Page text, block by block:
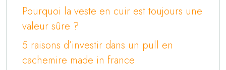
Pourquoi la veste en cuir est toujours une
valeur sûre ?
5 raisons d’investir dans un pull en
cachemire made in france